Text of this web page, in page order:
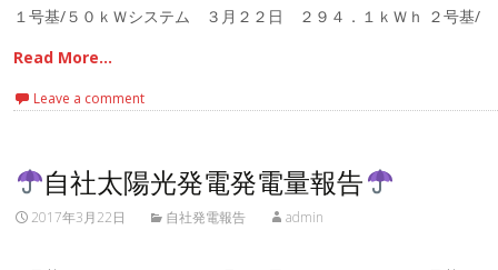
１号基/５０ｋＷシステム ３月２２日 ２９４．１ｋＷｈ ２号基/
Read More…
Leave a comment
自社太陽光発電発電量報告
2017年3月22日 自社発電報告 admin